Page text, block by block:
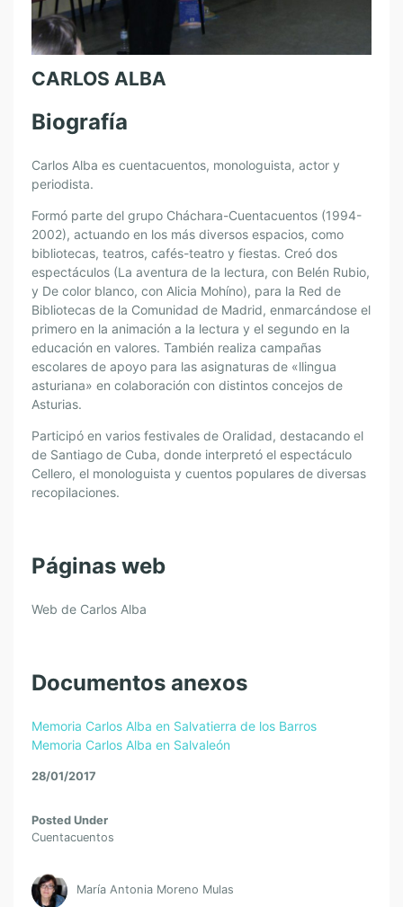
CARLOS ALBA
Biografía
Carlos Alba es cuentacuentos, monologuista, actor y
periodista.
Formó parte del grupo Cháchara-Cuentacuentos (1994-
2002), actuando en los más diversos espacios, como
bibliotecas, teatros, cafés-teatro y fiestas. Creó dos
espectáculos (La aventura de la lectura, con Belén Rubio,
y De color blanco, con Alicia Mohíno), para la Red de
Bibliotecas de la Comunidad de Madrid, enmarcándose el
primero en la animación a la lectura y el segundo en la
educación en valores. También realiza campañas
escolares de apoyo para las asignaturas de «llingua
asturiana» en colaboración con distintos concejos de
Asturias.
Participó en varios festivales de Oralidad, destacando el
de Santiago de Cuba, donde interpretó el espectáculo
Cellero, el monologuista y cuentos populares de diversas
recopilaciones.
Páginas web
Web de Carlos Alba
Documentos anexos
Memoria Carlos Alba en Salvatierra de los Barros
Memoria Carlos Alba en Salvaleón
28/01/2017
Posted Under
Cuentacuentos
María Antonia Moreno Mulas